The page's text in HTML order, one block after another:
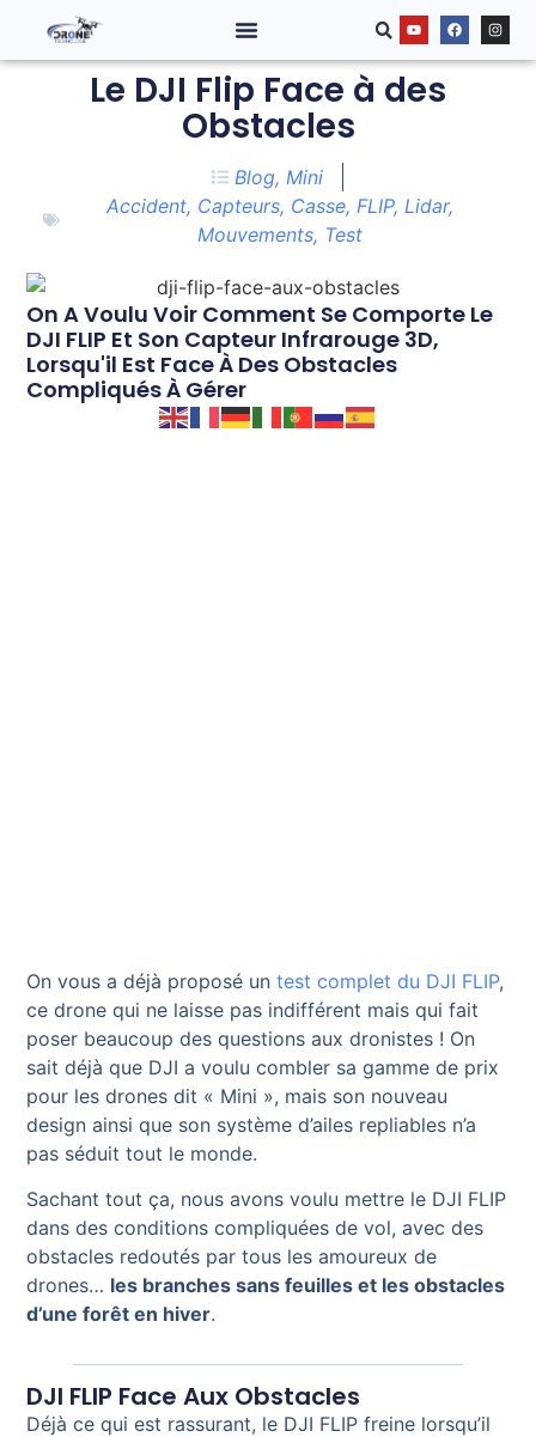
Le DJI Flip Face à des
Obstacles
Blog, Mini
Accident, Capteurs, Casse, FLIP, Lidar,
Mouvements, Test
On A Voulu Voir Comment Se Comporte Le
DJI FLIP Et Son Capteur Infrarouge 3D,
Lorsqu'il Est Face À Des Obstacles
Compliqués À Gérer
On vous a déjà proposé untest complet du DJI FLIP,
ce drone qui ne laisse pas indifférent mais qui fait
poser beaucoup des questions aux dronistes ! On
sait déjà que DJI a voulu combler sa gamme de prix
pour les drones dit « Mini », mais son nouveau
design ainsi que son système d’ailes repliables n’a
pas séduit tout le monde.
Sachant tout ça, nous avons voulu mettre le DJI FLIP
dans des conditions compliquées de vol, avec des
obstacles redoutés par tous les amoureux de
drones… les branches sans feuilles et les obstacles
d’une forêt en hiver.
DJI FLIP Face Aux Obstacles
Déjà ce qui est rassurant, le DJI FLIP freine lorsqu’il